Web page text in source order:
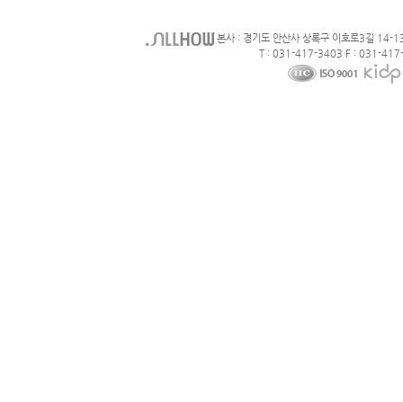
본사 : 경기도 안산사 상록구 이호로3길 14-
T : 031-417-3403 F : 031-